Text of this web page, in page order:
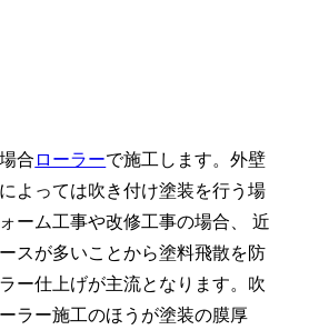
合 ローラーで施工します。外壁
よっては吹き付け塗装を行う場
ーム工事や改修工事の場合、 近
スが多いことから塗料飛散を防
ー仕上げが主流となります。吹
ラー施工のほうが塗装の膜厚